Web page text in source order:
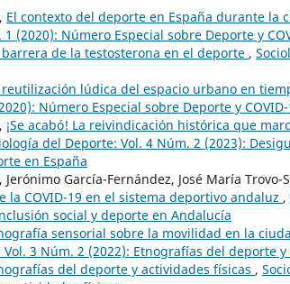
El contexto del deporte en España durante la
(2020): Número Especial sobre Deporte y
barrera de la testosterona en el deporte ,
reutilización lúdica del espacio urbano en
Número Especial sobre Deporte y COVID-
¡Se acabó! La reivindicación histórica que
del Deporte: Vol. 4 Núm. 2 (2023):
en España
Jerónimo García-Fernández, José María Trovo-
la COVID-19 en el sistema deportivo andaluz ,
social y deporte en Andalucía
sensorial sobre la movilidad en la
3 Núm. 2 (2022): Etnografías del deporte
del deporte y actividades físicas ,